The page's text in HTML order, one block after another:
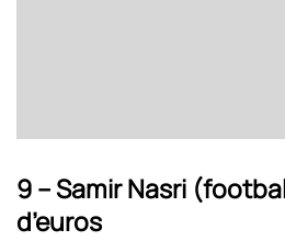
9 – Samir Nasri
d’euros